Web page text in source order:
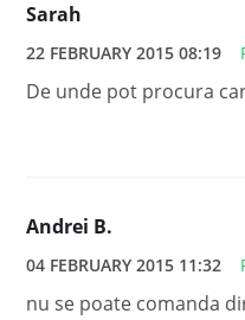
Sarah
22 FEBRUARY 2015 08:19
De unde pot procura
Andrei B.
04 FEBRUARY 2015 11:32
nu se poate comanda